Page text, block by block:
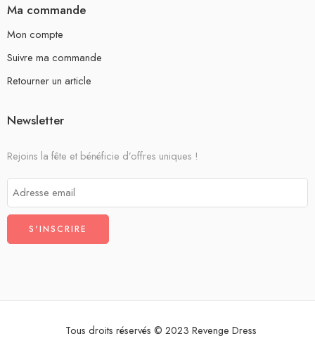
Ma commande
Mon compte
Suivre ma commande
Retourner un article
Newsletter
Rejoins la fête et bénéficie d’offres uniques !
Tous droits réservés © 2023 Revenge Dress